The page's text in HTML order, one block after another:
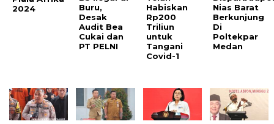
2024
Buru,
Desak
Audit Bea
Cukai dan
PT PELNI
Habiskan
Rp200
Triliun
untuk
Tangani
Covid-1
Nias Barat
Berkunjung
Di
Poltekpar
Medan